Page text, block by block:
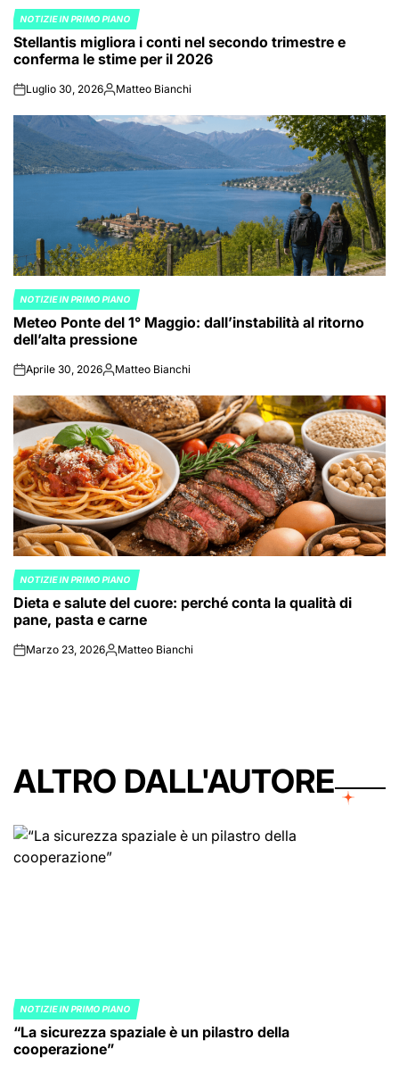
POSTED
IN
NOTIZIE IN PRIMO PIANO
Stellantis migliora i conti nel secondo trimestre e
conferma le stime per il 2026
onLuglio 30, 2026Posted
Matteo Bianchi
POSTED
IN
NOTIZIE IN PRIMO PIANO
Meteo Ponte del 1° Maggio: dall’instabilità al ritorno
dell’alta pressione
onAprile 30, 2026Posted
Matteo Bianchi
POSTED
IN
NOTIZIE IN PRIMO PIANO
Dieta e salute del cuore: perché conta la qualità di
pane, pasta e carne
onMarzo 23, 2026Posted
Matteo Bianchi
ALTRO DALL'AUTORE
POSTED
IN
NOTIZIE IN PRIMO PIANO
“La sicurezza spaziale è un pilastro della
cooperazione”